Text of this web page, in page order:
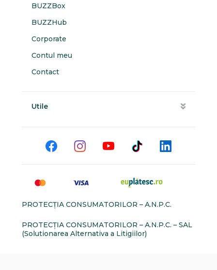
BUZZBox
BUZZHub
Corporate
Contul meu
Contact
Utile
PROTECŢIA CONSUMATORILOR – A.N.P.C.
PROTECŢIA CONSUMATORILOR – A.N.P.C. – SAL
(Solutionarea Alternativa a Litigiilor)